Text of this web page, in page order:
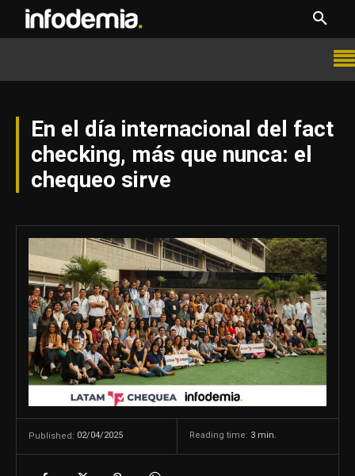
En el día internacional del fact
checking, más que nunca: el
chequeo sirve
Published: 02/04/2025 Reading time: 3 min.